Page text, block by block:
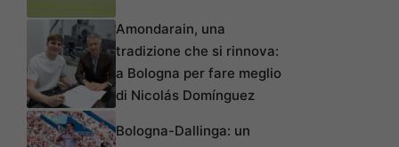
Amondarain, una
tradizione che si rinnova:
a Bologna per fare meglio
di Nicolás Domínguez
Bologna-Dallinga: un